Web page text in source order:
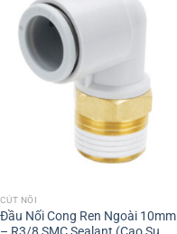
CÚT NỐI
Đầu Nối Cong Ren Ngoài 10mm
– R3/8 SMC Sealant (Cao Su